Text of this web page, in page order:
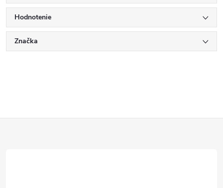
Hodnotenie
Značka